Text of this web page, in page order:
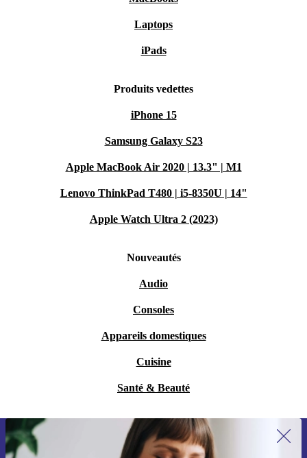
Laptops
iPads
Produits vedettes
iPhone 15
Samsung Galaxy S23
Apple MacBook Air 2020 | 13.3" | M1
Lenovo ThinkPad T480 | i5-8350U | 14"
Apple Watch Ultra 2 (2023)
Nouveautés
Audio
Consoles
Appareils domestiques
Cuisine
Santé & Beauté
Recevoir offres et infos de refurbed